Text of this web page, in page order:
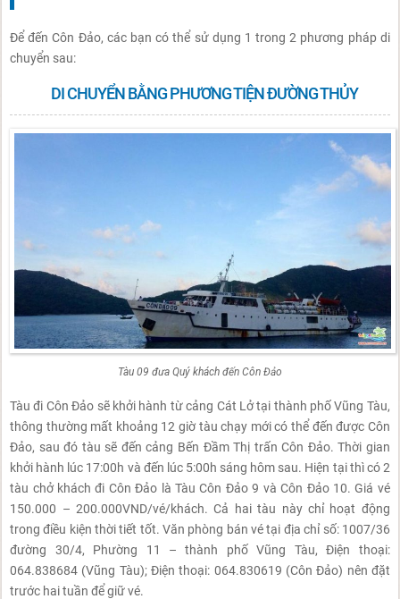
Để đến Côn Đảo, các bạn có thể sử dụng 1 trong 2 phương pháp di
chuyển sau:
DI CHUYỂN BẰNG PHƯƠNG TIỆN ĐƯỜNG THỦY
Tàu 09 đưa Quý khách đến Côn Đảo
Tàu đi Côn Đảo sẽ khởi hành từ cảng Cát Lở tại thành phố Vũng Tàu,
thông thường mất khoảng 12 giờ tàu chạy mới có thể đến được Côn
Đảo, sau đó tàu sẽ đến cảng Bến Đầm Thị trấn Côn Đảo. Thời gian
khởi hành lúc 17:00h và đến lúc 5:00h sáng hôm sau. Hiện tại thì có 2
tàu chở khách đi Côn Đảo là Tàu Côn Đảo 9 và Côn Đảo 10. Giá vé
150.000 – 200.000VND/vé/khách. Cả hai tàu này chỉ hoạt động
trong điều kiện thời tiết tốt. Văn phòng bán vé tại địa chỉ số: 1007/36
đường 30/4, Phường 11 – thành phố Vũng Tàu, Điện thoại:
064.838684 (Vũng Tàu); Điện thoại: 064.830619 (Côn Đảo) nên đặt
trước hai tuần để giữ vé.